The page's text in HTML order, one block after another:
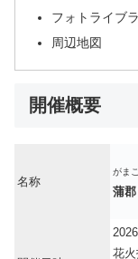
フォトライブ
周辺地図
開催概要
名称
がま
蒲
花